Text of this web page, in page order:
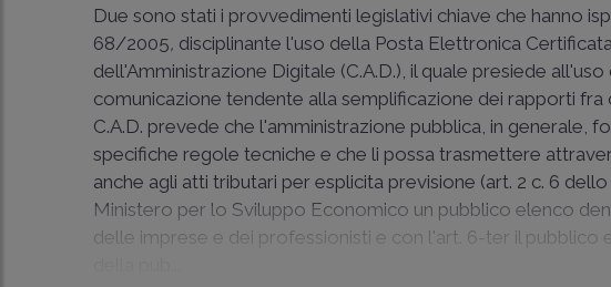
Due sono stati i provvedimenti legislativi chiave che hanno
68/2005, disciplinante l'uso della Posta Elettronica
dell'Amministrazione Digitale (C.A.D.), il quale presiede
comunicazione tendente alla semplificazione dei rapporti
C.A.D. prevede che l'amministrazione pubblica, in
specifiche regole tecniche e che li possa trasmettere
anche agli atti tributari per esplicita previsione (art. 2 c. 6
Ministero per lo Sviluppo Economico un pubblico elenco
delle imprese e dei professionisti e con l'art. 6-ter il